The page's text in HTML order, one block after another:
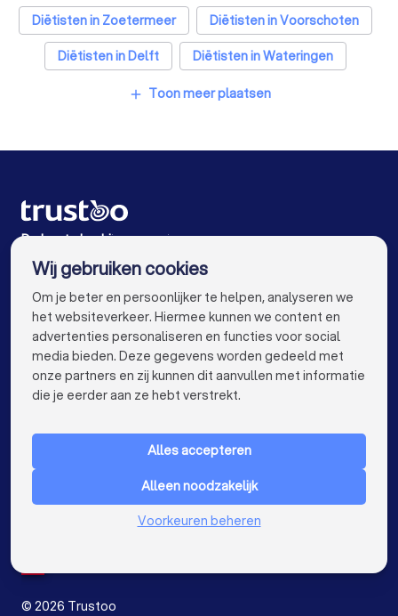
Diëtisten in Zoetermeer
Diëtisten in Voorschoten
Diëtisten in Delft
Diëtisten in Wateringen
Diëtisten in Amsterdam
Diëtisten in Rotterdam
Diëtisten in Almere
Diëtisten in Nijmegen
Diëtisten in Enschede
Diëtisten in Haarlem
Diëtisten in Amersfoort
Diëtisten in Apeldoorn
Diëtisten in Den Bosch
Diëtisten in Maastricht
Diëtisten in Leiden
Diëtisten in Dordrecht
add Toon meer plaatsen
De beste bedrijven voor jou
VOOR PARTICULIEREN keyboard_arrow_down
Nederland
© 2026 Trustoo
Wij gebruiken cookies
Om je beter en persoonlijker te helpen, analyseren we
het websiteverkeer. Hiermee kunnen we content en
advertenties personaliseren en functies voor social
media bieden. Deze gegevens worden gedeeld met
onze partners en zij kunnen dit aanvullen met informatie
die je eerder aan ze hebt verstrekt.
Alles accepteren
Alleen noodzakelijk
Voorkeuren beheren